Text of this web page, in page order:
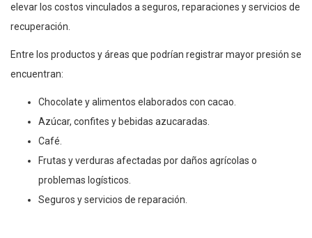
elevar los costos vinculados a seguros, reparaciones y servicios de
recuperación.
Entre los productos y áreas que podrían registrar mayor presión se
encuentran:
Chocolate y alimentos elaborados con cacao.
Azúcar, confites y bebidas azucaradas.
Café.
Frutas y verduras afectadas por daños agrícolas o
problemas logísticos.
Seguros y servicios de reparación.